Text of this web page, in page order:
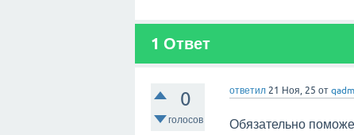
1 Ответ
0
голосов
ответил 21 Ноя, 25 от
Обязательно